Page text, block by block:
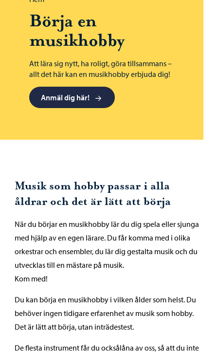
Börja en
musikhobby
Att lära sig nytt, ha roligt, göra tillsammans –
allt det här kan en musikhobby erbjuda dig!
Anmäl dig här!
Musik som hobby passar i alla
åldrar och det är lätt att börja
När du börjar en musikhobby lär du dig spela eller sjunga
med hjälp av en egen lärare. Du får komma med i olika
orkestrar och ensembler, du lär dig gestalta musik och du
utvecklas till en mästare på musik.
Kom med!
Du kan börja en musikhobby i vilken ålder som helst. Du
behöver ingen tidigare erfarenhet av musik som hobby.
Det är lätt att börja, utan inträdestest.
De flesta instrument får du ocksålåna av oss, så att du inte